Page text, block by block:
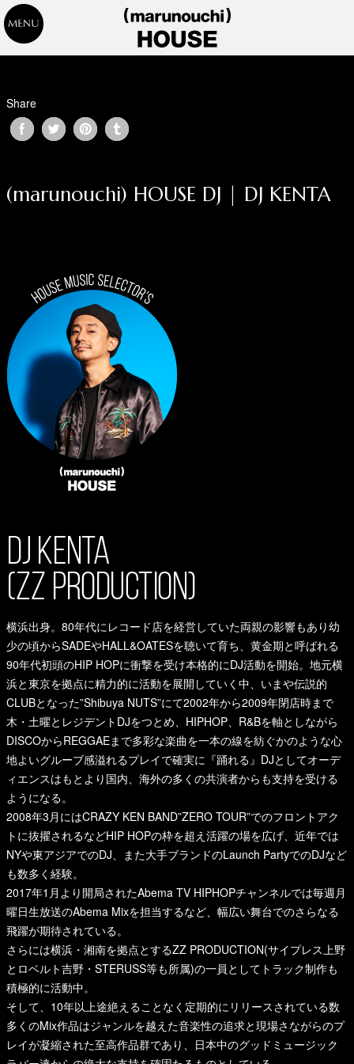
Share
(marunouchi) HOUSE DJ | DJ KENTA
横浜出身。80年代にレコード店を経営していた両親の影響もあり幼
少の頃からSADEやHALL&OATESを聴いて育ち、黄金期と呼ばれる
90年代初頭のHIP HOPに衝撃を受け本格的にDJ活動を開始。地元横
浜と東京を拠点に精力的に活動を展開していく中、いまや伝説的
CLUBとなった”Shibuya NUTS”にて2002年から2009年閉店時まで
木・土曜とレジデントDJをつとめ、HIPHOP、R&Bを軸としながら
DISCOからREGGAEまで多彩な楽曲を一本の線を紡ぐかのような心
地よいグルーブ感溢れるプレイで確実に『踊れる』DJとしてオーデ
ィエンスはもとより国内、海外の多くの共演者からも支持を受ける
ようになる。
2008年3月にはCRAZY KEN BAND”ZERO TOUR”でのフロントアク
トに抜擢されるなどHIP HOPの枠を超え活躍の場を広げ、近年では
NYや東アジアでのDJ、また大手ブランドのLaunch PartyでのDJなど
も数多く経験。
2017年1月より開局されたAbema TV HIPHOPチャンネルでは毎週月
曜日生放送のAbema Mixを担当するなど、幅広い舞台でのさらなる
飛躍が期待されている。
さらには横浜・湘南を拠点とするZZ PRODUCTION(サイプレス上野
とロベルト吉野・STERUSS等も所属)の一員としてトラック制作も
積極的に活動中。
そして、10年以上途絶えることなく定期的にリリースされている数
多くのMix作品はジャンルを越えた音楽性の追求と現場さながらのプ
レイが凝縮された至高作品群であり、日本中のグッドミュージック